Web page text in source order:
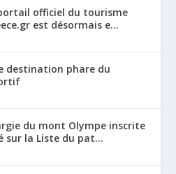
officiel du tourisme
est désormais e...
destination phare du
du mont Olympe inscrite
sur la Liste du pat...